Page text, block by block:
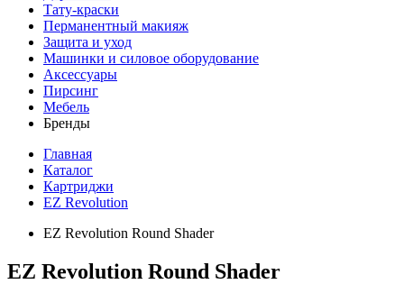
Тату-краски
Перманентный макияж
Защита и уход
Машинки и силовое оборудование
Аксессуары
Пирсинг
Мебель
Бренды
Главная
Каталог
Картриджи
EZ Revolution
EZ Revolution Round Shader
EZ Revolution Round Shader